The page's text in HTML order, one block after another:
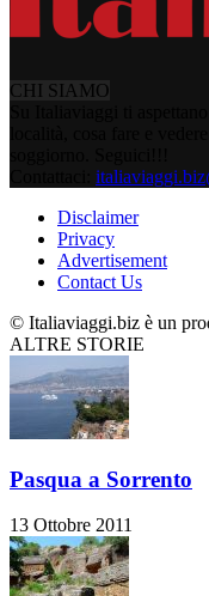
CHI SIAMO
Disclaimer
Privacy
Advertisement
Contact Us
© Italiaviaggi.biz è un
ALTRE STORIE
Pasqua a Sorrento
13 Ottobre 2011